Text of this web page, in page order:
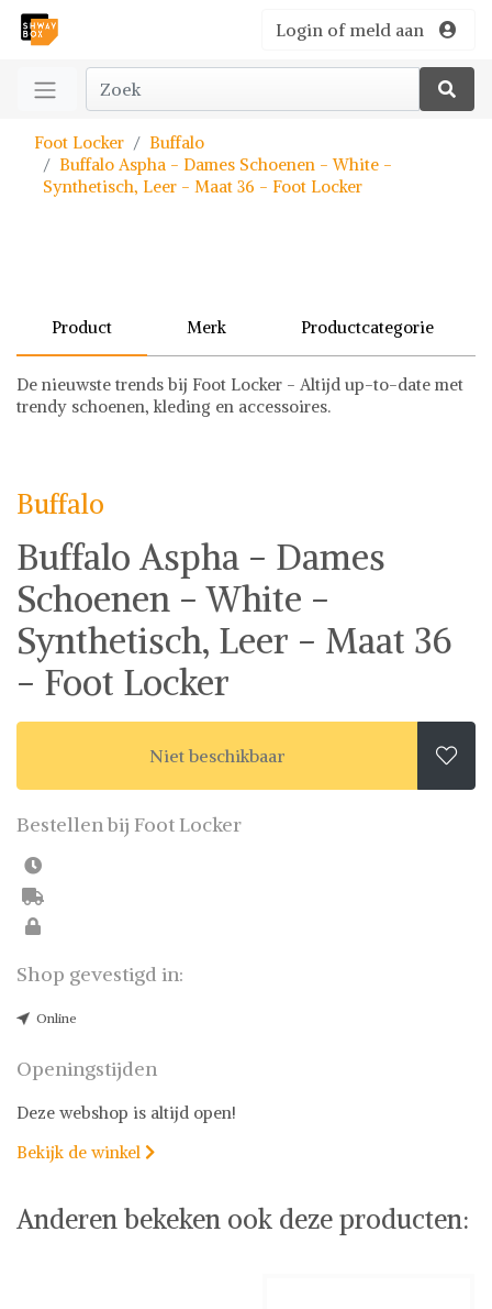
Login of meld aan
Foot Locker
Buffalo
Buffalo Aspha - Dames Schoenen - White -
Synthetisch, Leer - Maat 36 - Foot Locker
Product Merk Productcategorie
De nieuwste trends bij Foot Locker - Altijd up-to-date met
trendy schoenen, kleding en accessoires.
Buffalo
Buffalo Aspha - Dames
Schoenen - White -
Synthetisch, Leer - Maat 36
- Foot Locker
Niet beschikbaar 
Bestellen bij Foot Locker
Shop gevestigd in:
Online
Openingstijden
Deze webshop is altijd open!
Bekijk de winkel 
Anderen bekeken ook deze producten: